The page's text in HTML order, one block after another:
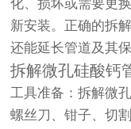
化、损坏或需要更
新安装。正确的拆
还能延长管道及其
拆解微孔硅酸钙
工具准备：拆解微
螺丝刀、钳子、切割